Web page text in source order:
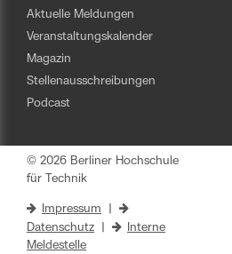
Aktuelle Meldungen
Veranstaltungskalender
Magazin
Stellenausschreibungen
Podcast
© 2026 Berliner Hochschule
für Technik
Impressum
Datenschutz
Interne
Meldestelle